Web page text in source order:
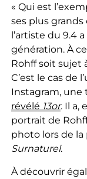
« Qui est
ses plus grands
l’artiste du 9.4
génération. À
Rohff soit sujet
C’est le cas de
Instagram, une
révélé 13or. Il a,
portrait de
photo lors de
Surnaturel.
À découvrir